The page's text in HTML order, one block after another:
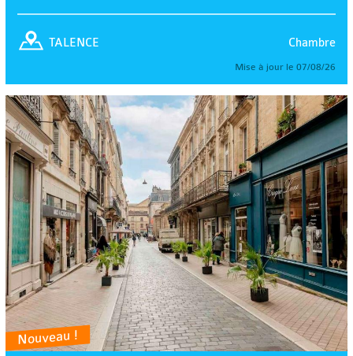
Chambre
TALENCE
Mise à jour le 07/08/26
Nouveau !